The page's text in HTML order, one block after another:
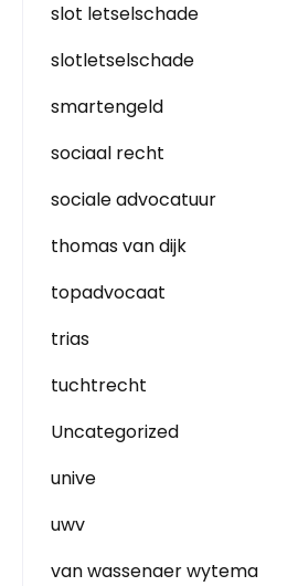
slot letselschade
slotletselschade
smartengeld
sociaal recht
sociale advocatuur
thomas van dijk
topadvocaat
trias
tuchtrecht
Uncategorized
unive
uwv
van wassenaer wytema